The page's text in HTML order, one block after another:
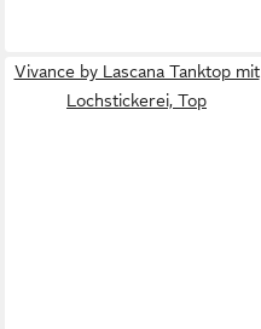
Vivance by Lascana Tanktop mit
Lochstickerei, Top